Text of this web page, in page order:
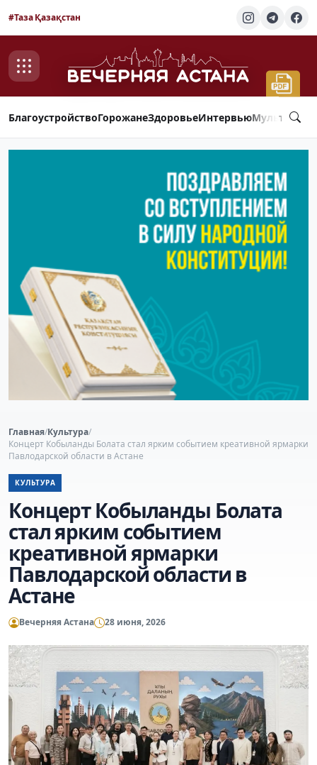
#Таза Қазақстан
БлагоустройствоГорожанеЗдоровьеИнтервью
Главная/Культура/
Концерт Кобыланды Болата стал ярким событием креативной ярмарки
Павлодарской области в Астане
КУЛЬТУРА
Концерт Кобыланды Болата
стал ярким событием
креативной ярмарки
Павлодарской области в
Астане
Вечерняя Астана 28 июня, 2026